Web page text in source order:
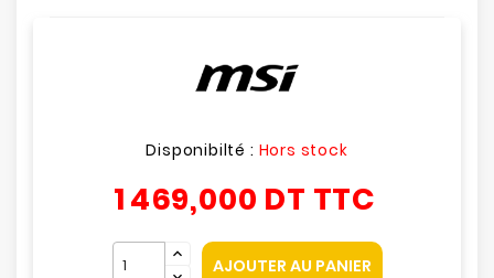
Disponibilté : Hors stock
1 469,000 DT TTC
AJOUTER AU PANIER